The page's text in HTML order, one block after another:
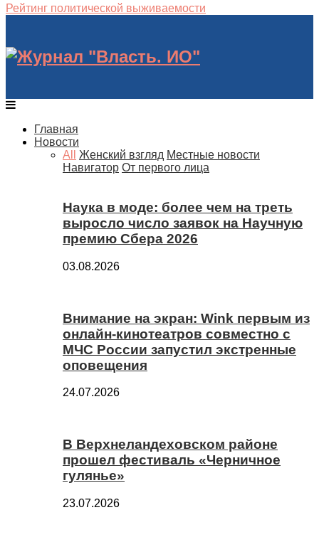
Рейтинг политической выживаемости
Главная
Новости
All
Женский взгляд Местные новости
Навигатор От первого лица
Наука в моде: более чем на треть
выросло число заявок на Научную
премию Сбера 2026
03.08.2026
Внимание на экран: Wink первым из
онлайн-кинотеатров совместно с
МЧС России запустил экстренные
оповещения
24.07.2026
В Верхнеландеховском районе
прошел фестиваль «Черничное
гулянье»
23.07.2026